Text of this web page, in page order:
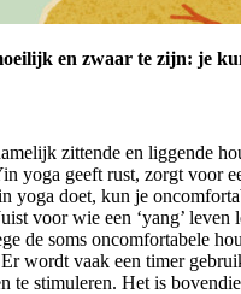
en zwaar te zijn: je
zittende en liggende
yoga geeft rust, zorgt voor
yoga doet, kun je
voor wie een ‘yang’
de soms oncomfortabele
Er wordt vaak een timer
te stimuleren. Het is